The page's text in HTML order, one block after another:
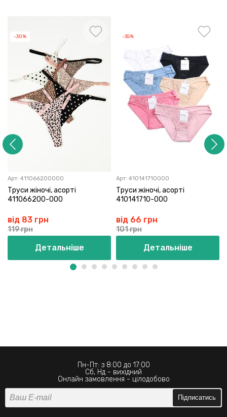
-30%
Арт: 411066200000
Труси жіночі, асорті
411066200-000
від 83 грн
119 грн
Детальніше
-35%
Арт: 410141710000
Труси жіночі, асорті
410141710-000
від 66 грн
101 грн
Детальніше
Пн-Пт: з 8:00 до 17:00
Сб, Нд - вихідний
Онлайн замовлення - цілодобово
Підписатись